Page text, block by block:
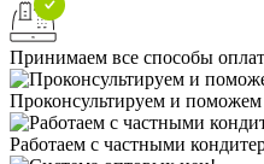
Принимаем все способы
Проконсультируем и
Работаем с частными